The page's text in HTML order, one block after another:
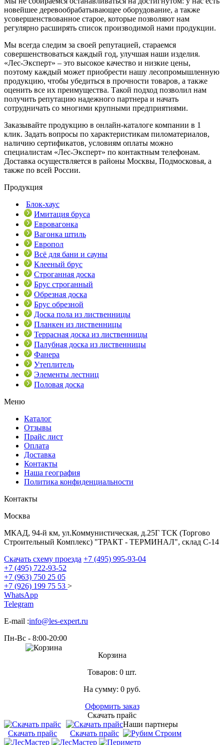
новейшее деревообрабатывающее оборудование, а также
усовершенствованное старое, которые позволяют нам
регулярно расширять список производимой нами продукции.
Мы всегда следим за своей репутацией, стараемся
совершенствоваться каждый год, улучшая наши изделия.
«Лес-Эксперт» – это высокое качество и низкие цены,
поэтому каждый может приобрести нашу лесопромышленную
продукцию, чтобы убедиться в прочности товаров, а также
оценить все их преимущества. Такой подход позволил нам
получить репутацию надежного партнера и начать
сотрудничать со многими крупными предприятиями.
Заказывайте продукцию в онлайн-каталоге компании в 1
клик. Задать вопросы по характеристикам пиломатериалов,
наличию сертификатов, условиям оплаты можно
специалистам «Лес-Эксперт» по контактным телефонам.
Доставка осуществляется в районы Москвы, Подмосковья, а
также по всей России.
Продукция
Блок-хаус
Имитация бруса
Евровагонка
Вагонка штиль
Европол
Всё для бани и сауны
Клееный брус
Строганная доска
Брус строганный
Обрезная доска
Брус обрезной
Доска пола из лиственницы
Планкен из лиственницы
Террасная доска из лиственницы
Палубная доска из лиственницы
Фанера
Утеплитель
Элементы лестниц
Половая доска
Меню
Каталог
Отзывы
Прайс лист
Оплата
Доставка
Контакты
Наша география
Политика конфиденциальности
Контакты
Москва
МКАД, 94-й км, ул.Коммунистическая, д.25Г ТСК (Торгово
Строительный Комплекс) "ТРАКТ - ТЕРМИНАЛ", склад С-14
Скачать схему проезда +7 (495) 995-93-04
+7 (495) 722-93-52
+7 (963) 750 25 05
+7 (926) 199 75 53 >
WhatsApp
Telegram
E-mail :info@les-expert.ru
Пн-Вс - 8:00-20:00
Корзина
Товаров: 0 шт.
На сумму: 0 руб.
Оформить заказ
Скачать прайс
Скачать прайс Скачать прайс
Наши партнеры